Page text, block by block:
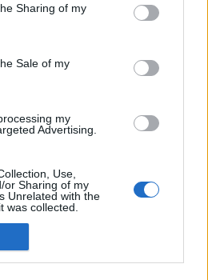
Sharing of my
Sale of my
my
Advertising.
Use,
or Sharing of my
Unrelated with the
was collected.
3-7.
155.